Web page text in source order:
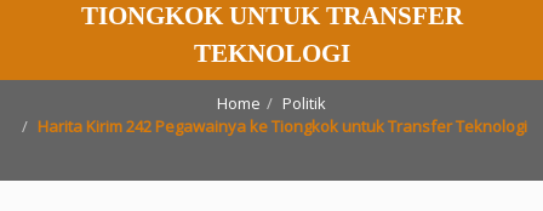
TIONGKOK UNTUK TRANSFER
TEKNOLOGI
Home
Politik
Harita Kirim 242 Pegawainya ke Tiongkok untuk Transfer Teknologi